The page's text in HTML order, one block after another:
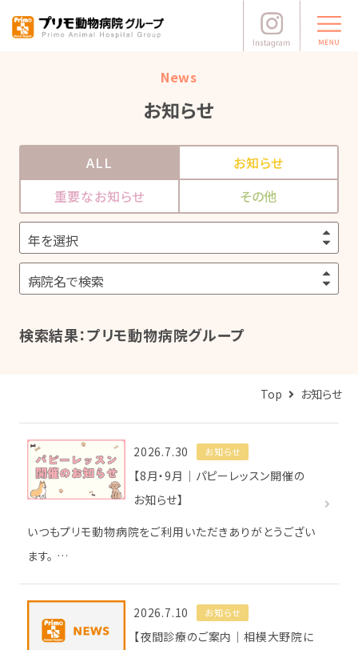
Top お知らせ
News
お知らせ
ALL
お知らせ
重要なお知らせ
その他
検索結果：プリモ動物病院グループ
2026.7.30 お知らせ
【8月・9月｜パピーレッスン開催の
お知らせ】
いつもプリモ動物病院をご利用いただきありがとうござい
ます。 …
2026.7.10 お知らせ
【夜間診療のご案内｜相模大野院に